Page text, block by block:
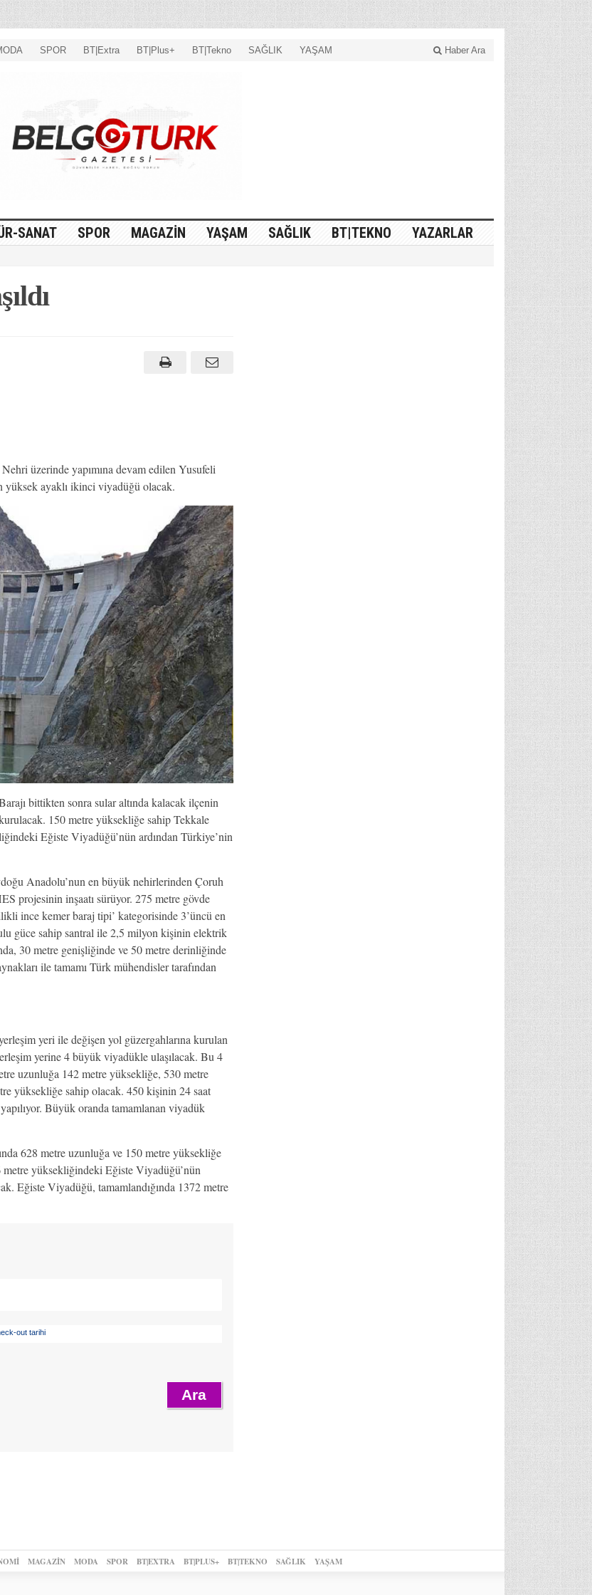
SPOR BT|Extra BT|Plus+ BT|Tekno SAĞLIK YAŞAM Haber Ara
SANAT SPOR MAGAZİN YAŞAM SAĞLIK BT|TEKNO YAZARLAR
üzerinde yapımına devam edilen Yusufeli
yüksek ayaklı ikinci viyadüğü olacak.
bittikten sonra sular altında kalacak ilçenin
150 metre yüksekliğe sahip Tekkale
Eğiste Viyadüğü’nün ardından Türkiye’nin
Anadolu’nun en büyük nehirlerinden Çoruh
projesinin inşaatı sürüyor. 275 metre gövde
ince kemer baraj tipi’ kategorisinde 3’üncü en
güce sahip santral ile 2,5 milyon kişinin elektrik
30 metre genişliğinde ve 50 metre derinliğinde
ile tamamı Türk mühendisler tarafından
yeri ile değişen yol güzergahlarına kurulan
yerine 4 büyük viyadükle ulaşılacak. Bu 4
uzunluğa 142 metre yüksekliğe, 530 metre
yüksekliğe sahip olacak. 450 kişinin 24 saat
Büyük oranda tamamlanan viyadük
628 metre uzunluğa ve 150 metre yüksekliğe
yüksekliğindeki Eğiste Viyadüğü’nün
Eğiste Viyadüğü, tamamlandığında 1372 metre
out tarihi
MAGAZİN MODA SPOR BT|EXTRA BT|PLUS+ BT|TEKNO SAĞLIK YAŞAM